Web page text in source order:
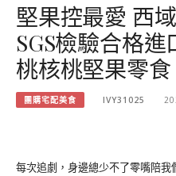
堅果控最愛 西
SGS檢驗合格進
桃核桃堅果零食
團購宅配美食 IVY31025
每次追劇，身邊總少不了零嘴陪